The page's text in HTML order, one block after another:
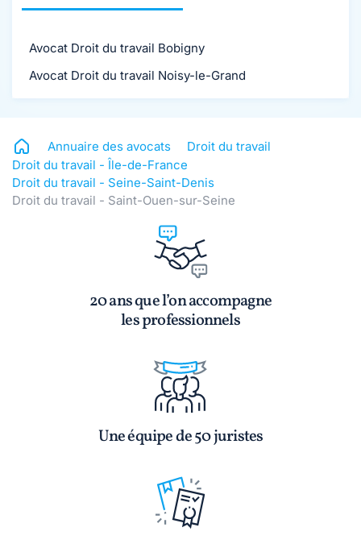
Avocat Droit du travail Bobigny
Avocat Droit du travail Noisy-le-Grand
Annuaire des avocats
Droit du travail
Droit du travail - Île-de-France
Droit du travail - Seine-Saint-Denis
Droit du travail - Saint-Ouen-sur-Seine
20 ans que l’on accompagne
les professionnels
Une équipe de 50 juristes